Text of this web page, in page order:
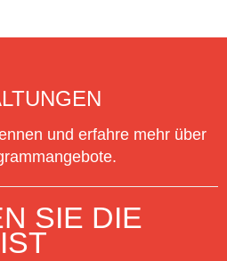
und erfahre mehr über
SIE DIE